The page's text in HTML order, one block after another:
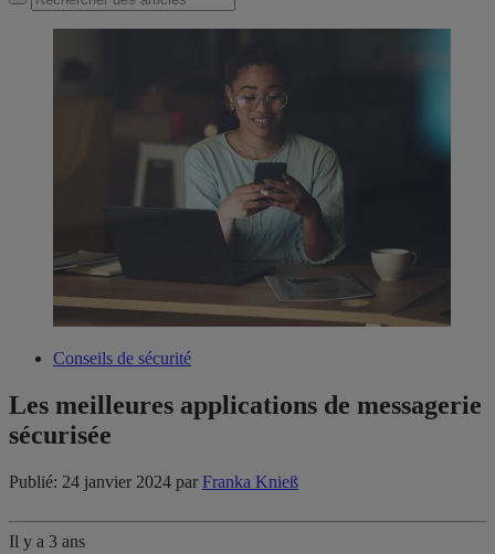
Conseils de sécurité
Les meilleures applications de messagerie
sécurisée
Publié: 24 janvier 2024 par Franka Knieß
Il y a 3 ans